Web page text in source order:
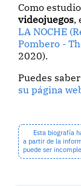
Como
videojuegos,
LA NOCHE
Pombero -
2020).
Puedes
su página
Esta biografía
a partir de la
puede ser